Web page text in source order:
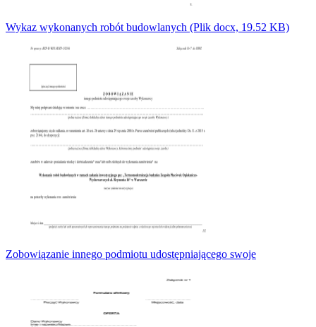
Wykaz wykonanych robót budowlanych (Plik docx, 19.52 KB)
Zobowiązanie innego podmiotu udostępniającego swoje